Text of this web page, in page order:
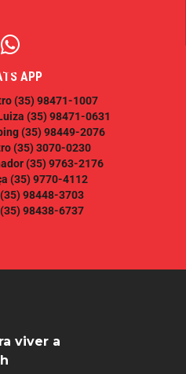
APP
(35) 98471-1007
(35) 98471-0631
(35) 98449-2076
(35) 3070-0230
(35) 9763-2176
(35) 9770-4112
98448-3703
98438-6737
viver a